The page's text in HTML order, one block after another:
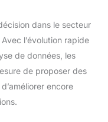
dans le secteur
l’évolution rapide
de données, les
de proposer des
encore